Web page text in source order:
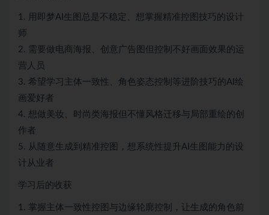
1. 用即梦AI生图总是不稳定、想掌握精准控图技巧的设计
师
2. 需要做电商海报、创意广告图但控制不好画面效果的运
营人员
3. 希望学习主体一致性、角色姿态控制等进阶技巧的AI绘
画爱好者
4. 想做美妆、时尚类海报但不懂风格迁移与局部重绘的创
作者
5. 从随意生成到精准控图，想系统性提升AI生图能力的设
计从业者
学习后的收获
1. 掌握主体一致性控图与边缘轮廓控制，让生成的角色前